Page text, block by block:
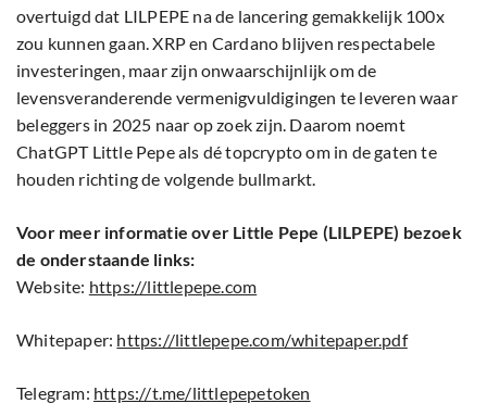
overtuigd dat LILPEPE na de lancering gemakkelijk 100x
zou kunnen gaan. XRP en Cardano blijven respectabele
investeringen, maar zijn onwaarschijnlijk om de
levensveranderende vermenigvuldigingen te leveren waar
beleggers in 2025 naar op zoek zijn. Daarom noemt
ChatGPT Little Pepe als dé topcrypto om in de gaten te
houden richting de volgende bullmarkt.
Voor meer informatie over Little Pepe (LILPEPE) bezoek
de onderstaande links:
Website: https://littlepepe.com
Whitepaper: https://littlepepe.com/whitepaper.pdf
Telegram: https://t.me/littlepepetoken